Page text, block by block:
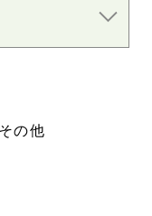
その他